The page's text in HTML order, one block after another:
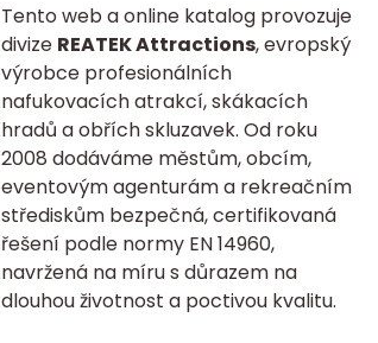
Tento web a online katalog provozuje
divize REATEK Attractions, evropský
výrobce profesionálních
nafukovacích atrakcí, skákacích
hradů a obřích skluzavek. Od roku
2008 dodáváme městům, obcím,
eventovým agenturám a rekreačním
střediskům bezpečná, certifikovaná
řešení podle normy EN 14960,
navržená na míru s důrazem na
dlouhou životnost a poctivou kvalitu.